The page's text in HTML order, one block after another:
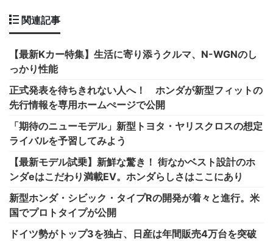
関連記事
【最新Kカー特集】生活に寄り添うクルマ、N-WGNのし
っかり性能
正式発表を待ちきれない人へ！ ホンダが新型フィットの
先行情報を専用ホームぺージで公開
「期待のニューモデル」新型トヨタ・ヤリスクロスの想定
ライバルを予習してみよう
【最新モデル試乗】新鮮な驚き！ 街なかベスト設計のホ
ンダeはこだわり満載EV。ホンダらしさはここにあり
新型ホンダ・シビック・タイプRの開発が着々と進行。米
国でプロトタイプが公開
ドイツ勢がトップ3を独占、日産は年間販売4万台を突破